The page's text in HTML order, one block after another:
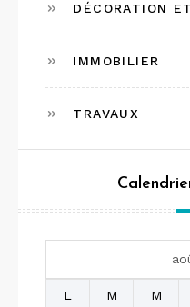
DÉCORATION
IMMOBILIER
TRAVAUX
L M M